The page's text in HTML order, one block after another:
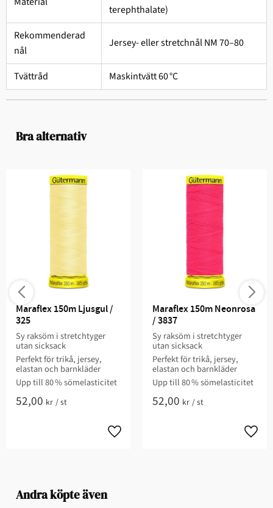
terephthalate)
Rekommenderad
nål
Jersey- eller stretchnål NM 70–80
Tvättråd Maskintvätt 60 °C
Bra alternativ
Maraflex 150m Ljusgul /
325
Sy raksöm i stretchtyger
utan sicksack
Perfekt för trikå, jersey,
elastan och barnkläder
Upp till 80 % sömelasticitet
52,00 kr /st
Maraflex 150m Neonrosa
/ 3837
Sy raksöm i stretchtyger
utan sicksack
Perfekt för trikå, jersey,
elastan och barnkläder
Upp till 80 % sömelasticitet
52,00 kr /st
Andra köpte även